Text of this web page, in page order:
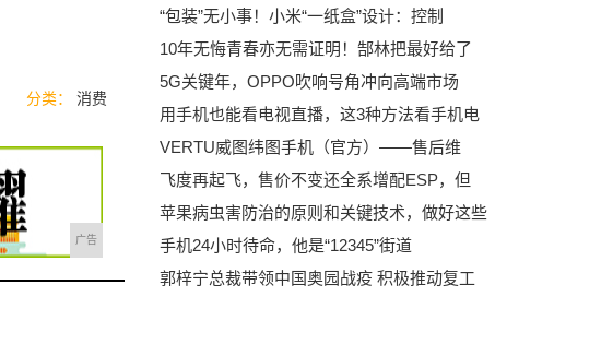
分类： 消费
广告
“包装”无小事！小米“一纸盒”设计：控制
10年无悔青春亦无需证明！郜林把最好给了
5G关键年，OPPO吹响号角冲向高端市场
用手机也能看电视直播，这3种方法看手机电
VERTU威图纬图手机（官方）——售后维
飞度再起飞，售价不变还全系增配ESP，但
苹果病虫害防治的原则和关键技术，做好这些
手机24小时待命，他是“12345”街道
郭梓宁总裁带领中国奥园战疫 积极推动复工